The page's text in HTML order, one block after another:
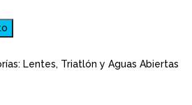
Lentes, Triatlón y Aguas Abiertas